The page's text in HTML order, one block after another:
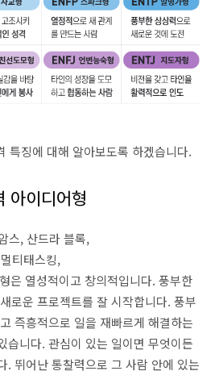
특징에 대해 알아보도록 하겠습니다.
아이디어형
스, 산드라 블록,
티태스킹,
은 열성적이고 창의적입니다. 풍부한
로운 프로젝트를 잘 시작합니다. 풍부
즉흥적으로 일을 재빠르게 해결하는
습니다. 관심이 있는 일이면 무엇이든
. 뛰어난 통찰력으로 그 사람 안에 있는